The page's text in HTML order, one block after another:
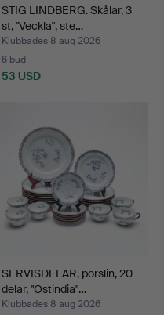
STIG LINDBERG. Skålar, 3
st, "Veckla", ste…
Klubbades 8 aug 2026
6 bud
53 USD
SERVISDELAR, porslin, 20
delar, "Ostindia"…
Klubbades 8 aug 2026